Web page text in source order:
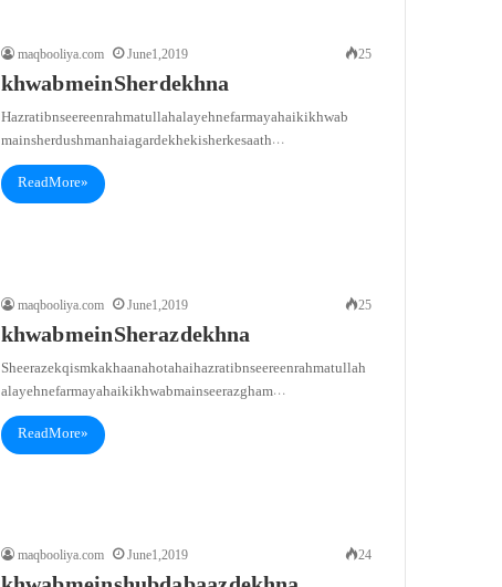
maqbooliya.com June 1, 2019 25
khwab mein Sher dekhna
Hazrat ibn seereen rahmatullah alayeh ne farmaya hai ki khwab
main sher dushman hai agar dekhe ki sher ke saath…
Read More »
maqbooliya.com June 1, 2019 25
khwab mein Sheraz dekhna
Sheeraz ek qism ka khaana hota hai hazrat ibn seereen rahmatullah
alayeh ne farmaya hai ki khwab main seeraz gham…
Read More »
maqbooliya.com June 1, 2019 24